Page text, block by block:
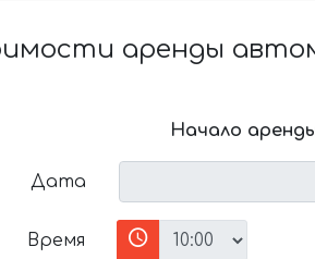
аренды
Начало
Дата
Время